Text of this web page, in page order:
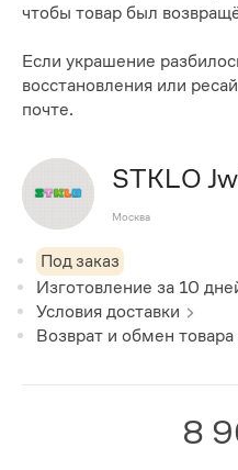
чтобы товар был
Если украшение
восстановления или
почте.
STKLO
Москва
Под заказ
Изготовление за 10
Условия доставки
Возврат и обмен товара
8